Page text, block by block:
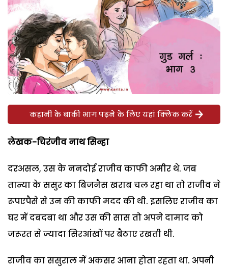
कहानी के बाकी भाग पढ़ने के लिए यहां क्लिक करें
लेखक-चिरंजीव नाथ सिन्हा
दरअसल, उस के ननदोई राजीव काफी अमीर थे. जब
तान्या के ससुर का बिजनैस खराब चल रहा था तो राजीव ने
रूपएपैसे से उन की काफी मदद की थी. इसलिए राजीव का
घर में दबदबा था और उस की सास तो अपने दामाद को
जरूरत से ज्यादा सिरआंखों पर बैठाए रखती थी.
राजीव का ससुराल में अकसर आना होता रहता था. अपनी